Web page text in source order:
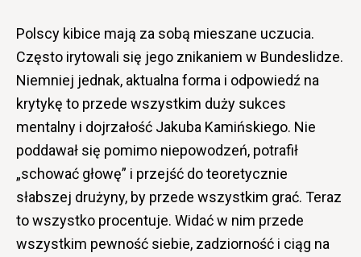
Polscy kibice mają za sobą mieszane uczucia.
Często irytowali się jego znikaniem w Bundeslidze.
Niemniej jednak, aktualna forma i odpowiedź na
krytykę to przede wszystkim duży sukces
mentalny i dojrzałość Jakuba Kamińskiego. Nie
poddawał się pomimo niepowodzeń, potrafił
„schować głowę” i przejść do teoretycznie
słabszej drużyny, by przede wszystkim grać. Teraz
to wszystko procentuje. Widać w nim przede
wszystkim pewność siebie, zadziorność i ciąg na